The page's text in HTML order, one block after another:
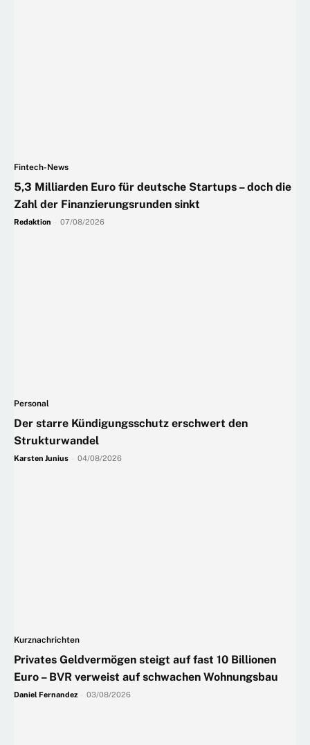
Fintech-News
5,3 Milliarden Euro für deutsche Startups – doch die
Zahl der Finanzierungsrunden sinkt
Redaktion 07/08/2026
Personal
Der starre Kündigungsschutz erschwert den
Strukturwandel
Karsten Junius 04/08/2026
Kurznachrichten
Privates Geldvermögen steigt auf fast 10 Billionen
Euro – BVR verweist auf schwachen Wohnungsbau
Daniel Fernandez 03/08/2026